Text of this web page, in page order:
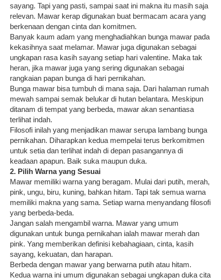
sayang. Tapi yang pasti, sampai saat ini makna itu masih saja
relevan. Mawar kerap digunakan buat bermacam acara yang
berkenaan dengan cinta dan komitmen.
Banyak kaum adam yang menghadiahkan bunga mawar pada
kekasihnya saat melamar. Mawar juga digunakan sebagai
ungkapan rasa kasih sayang setiap hari valentine. Maka tak
heran, jika mawar juga yang sering digunakan sebagai
rangkaian papan bunga di hari pernikahan.
Bunga mawar bisa tumbuh di mana saja. Dari halaman rumah
mewah sampai semak belukar di hutan belantara. Meskipun
ditanam di tempat yang berbeda, mawar akan senantiasa
terlihat indah.
Filosofi inilah yang menjadikan mawar serupa lambang bunga
pernikahan. Diharapkan kedua mempelai terus berkomitmen
untuk setia dan terlihat indah di depan pasangannya di
keadaan apapun. Baik suka maupun duka.
2. Pilih Warna yang Sesuai
Mawar memiliki warna yang beragam. Mulai dari putih, merah,
pink, ungu, biru, kuning, bahkan hitam. Tapi tak semua warna
memiliki makna yang sama. Setiap warna menyandang filosofi
yang berbeda-beda.
Jangan salah mengambil warna. Mawar yang umum
digunakan untuk bunga pernikahan ialah mawar merah dan
pink. Yang memberikan definisi kebahagiaan, cinta, kasih
sayang, kekuatan, dan harapan.
Berbeda dengan mawar yang berwarna putih atau hitam.
Kedua warna ini umum digunakan sebagai ungkapan duka cita